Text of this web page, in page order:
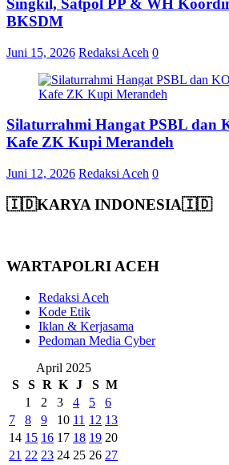
Singkil, Satpol PP & WH
BKSDM
Juni 15, 2026 Redaksi Aceh 0
Silaturrahmi Hangat PSBL dan
Kafe ZK Kupi Merandeh
Juni 12, 2026 Redaksi Aceh 0
🇮🇩KARYA INDONESIA🇮🇩
WARTAPOLRI ACEH
Redaksi Aceh
Kode Etik
Iklan & Kerjasama
Pedoman Media Cyber
April 2025
S
S R K J S M
1
2 3 4 5
6
7
8 9 10 11 12 13
14 15 16 17 18 19 20
21 22 23 24 25 26 27